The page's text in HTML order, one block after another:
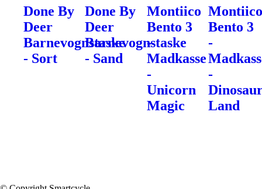
Done By
Deer
Barnevognstaske
- Sort
Done By
Deer
Barnevognstaske
- Sand
Montiico
Bento 3
-
Madkasse
-
Unicorn
Magic
Bento 3
-
-
Land